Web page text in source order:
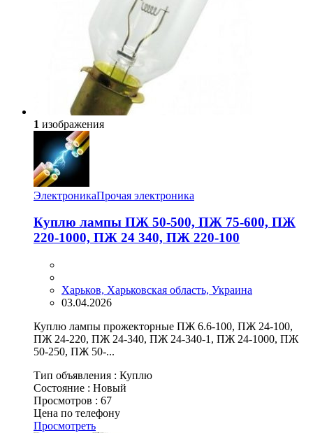
1 изображения
ЭлектроникаПрочая электроника
Куплю лампы ПЖ 50-500, ПЖ 75-600, ПЖ
220-1000, ПЖ 24 340, ПЖ 220-100
Харьков, Харьковская область, Украина
03.04.2026
Куплю лампы прожекторные ПЖ 6.6-100, ПЖ 24-100,
ПЖ 24-220, ПЖ 24-340, ПЖ 24-340-1, ПЖ 24-1000, ПЖ
50-250, ПЖ 50-...
Тип объявления : Куплю
Состояние : Новый
Просмотров : 67
Цена по телефону
Просмотреть